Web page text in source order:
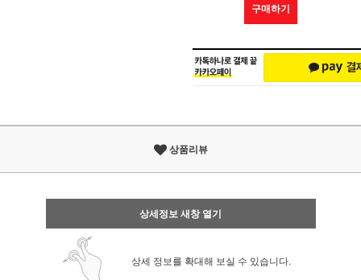
구매하기
상품리뷰
상세정보 새창 열기
상세 정보를 확대해 보실 수 있습니다.